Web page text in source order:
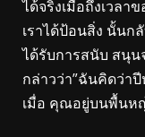
ได้จริงเมื่อถึงเวลา
เราได้ป้อนสิ่ง นั้นก
ได้รับการสนับ สนุน
กล่าวว่า”ฉันคิดว่า
เมื่อ คุณอยู่บนพื้นห